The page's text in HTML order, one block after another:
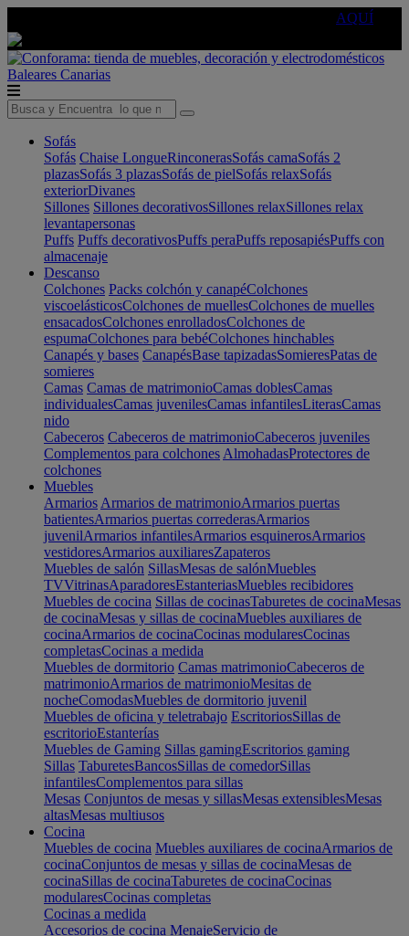
AQUÍ
Baleares Canarias
Sofás
Sofás Chaise LongueRinconerasSofás camaSofás 2
plazasSofás 3 plazasSofás de pielSofás relaxSofás
exteriorDivanes
Sillones Sillones decorativosSillones relaxSillones relax
levantapersonas
Puffs Puffs decorativosPuffs peraPuffs reposapiésPuffs con
almacenaje
Descanso
Colchones Packs colchón y canapéColchones
viscoelásticosColchones de muellesColchones de muelles
ensacadosColchones enrolladosColchones de
espumaColchones para bebéColchones hinchables
Canapés y bases CanapésBase tapizadasSomieresPatas de
somieres
Camas Camas de matrimonioCamas doblesCamas
individualesCamas juvenilesCamas infantilesLiterasCamas
nido
Cabeceros Cabeceros de matrimonioCabeceros juveniles
Complementos para colchones AlmohadasProtectores de
colchones
Muebles
Armarios Armarios de matrimonioArmarios puertas
batientesArmarios puertas correderasArmarios
juvenilArmarios infantilesArmarios esquinerosArmarios
vestidoresArmarios auxiliaresZapateros
Muebles de salón SillasMesas de salónMuebles
TVVitrinasAparadoresEstanteriasMuebles recibidores
Muebles de cocina Sillas de cocinasTaburetes de cocinaMesas
de cocinaMesas y sillas de cocinaMuebles auxiliares de
cocinaArmarios de cocinaCocinas modularesCocinas
completasCocinas a medida
Muebles de dormitorio Camas matrimonioCabeceros de
matrimonioArmarios de matrimonioMesitas de
nocheComodasMuebles de dormitorio juvenil
Muebles de oficina y teletrabajo EscritoriosSillas de
escritorioEstanterías
Muebles de Gaming Sillas gamingEscritorios gaming
Sillas TaburetesBancosSillas de comedorSillas
infantilesComplementos para sillas
Mesas Conjuntos de mesas y sillasMesas extensiblesMesas
altasMesas multiusos
Cocina
Muebles de cocina Muebles auxiliares de cocinaArmarios de
cocinaConjuntos de mesas y sillas de cocinaMesas de
cocinaSillas de cocinaTaburetes de cocinaCocinas
modularesCocinas completas
Cocinas a medida
Accesorios de cocina MenajeServicio de